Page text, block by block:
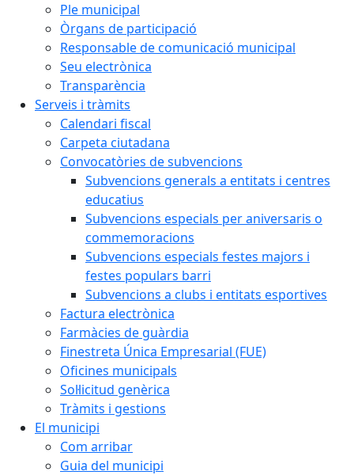
Ple municipal
Òrgans de participació
Responsable de comunicació municipal
Seu electrònica
Transparència
Serveis i tràmits
Calendari fiscal
Carpeta ciutadana
Convocatòries de subvencions
Subvencions generals a entitats i centres
educatius
Subvencions especials per aniversaris o
commemoracions
Subvencions especials festes majors i
festes populars barri
Subvencions a clubs i entitats esportives
Factura electrònica
Farmàcies de guàrdia
Finestreta Única Empresarial (FUE)
Oficines municipals
Sol·licitud genèrica
Tràmits i gestions
El municipi
Com arribar
Guia del municipi